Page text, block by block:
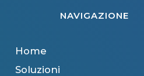
NAVIGAZIONE
Home
Soluzioni